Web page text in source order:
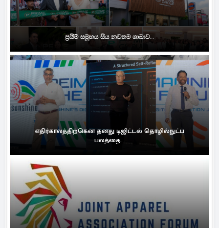
ප්‍රයිම් සමූහය සිය නවතම ශාඛාව...
எதிர்காலத்திற்கென தனது டிஜிட்டல் தொழில்நுட்ப
பலத்தை...